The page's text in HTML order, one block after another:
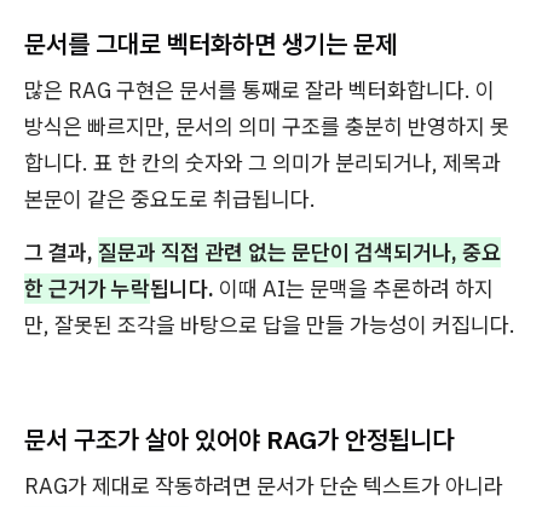
문서를 그대로 벡터화하면 생기는 문제
많은 RAG 구현은 문서를 통째로 잘라 벡터화합니다. 이
방식은 빠르지만, 문서의 의미 구조를 충분히 반영하지 못
합니다. 표 한 칸의 숫자와 그 의미가 분리되거나, 제목과
본문이 같은 중요도로 취급됩니다.
그 결과, 질문과 직접 관련 없는 문단이 검색되거나, 중요
한 근거가 누락됩니다. 이때 AI는 문맥을 추론하려 하지
만, 잘못된 조각을 바탕으로 답을 만들 가능성이 커집니다.
문서 구조가 살아 있어야 RAG가 안정됩니다
RAG가 제대로 작동하려면 문서가 단순 텍스트가 아니라